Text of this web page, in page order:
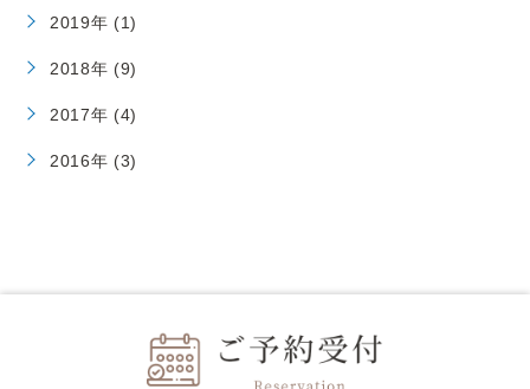
2019年 (1)
2018年 (9)
2017年 (4)
2016年 (3)